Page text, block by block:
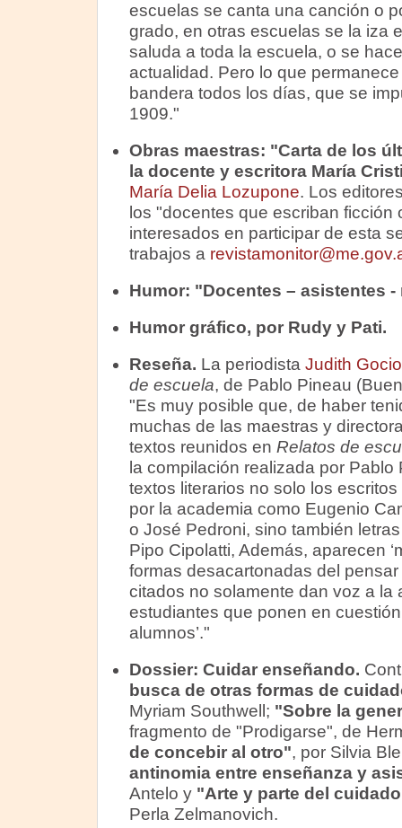
escuelas se canta una canción o
grado, en otras escuelas se la iza
saluda a toda la escuela, o se
actualidad. Pero lo que
bandera todos los días, que se
1909."
Obras maestras: "Carta de los
la docente y escritora María
María Delia Lozupone. Los
los "docentes que escriban ficción
interesados en participar de esta
trabajos a
Humor: "Docentes – asistentes
Humor gráfico, por Rudy y Pati.
Reseña. La periodista Judith
de escuela, de Pablo Pineau
"Es muy posible que, de haber
muchas de las maestras y
textos reunidos en Relatos de
la compilación realizada por
textos literarios no solo los
por la academia como Eugenio
o José Pedroni, sino también
Pipo Cipolatti, Además, aparecen
formas desacartonadas del
citados no solamente dan voz a la
estudiantes que ponen en
alumnos’."
Dossier: Cuidar enseñando.
busca de otras formas de
Myriam Southwell; "Sobre la
fragmento de "Prodigarse", de
de concebir al otro", por Silvia
antinomia entre enseñanza y
Antelo y "Arte y parte del
Perla Zelmanovich.